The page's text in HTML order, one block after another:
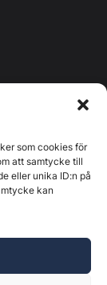
som cookies för
att samtycke till
eller unika ID:n på
kan
6425 -
på denna
vid citering.